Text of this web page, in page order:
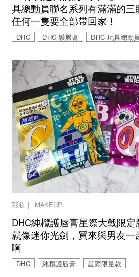
具總動員聯名系列有滿滿的三
任何一隻要全部帶回家！
DHC DHC 護唇膏 DHC 玩具總動員
彩妝｜ MAKEUP
DHC純欖護唇膏星際大戰限
就像迷你光劍，買來與男友
啊
DHC 純欖護唇膏 星際限量款